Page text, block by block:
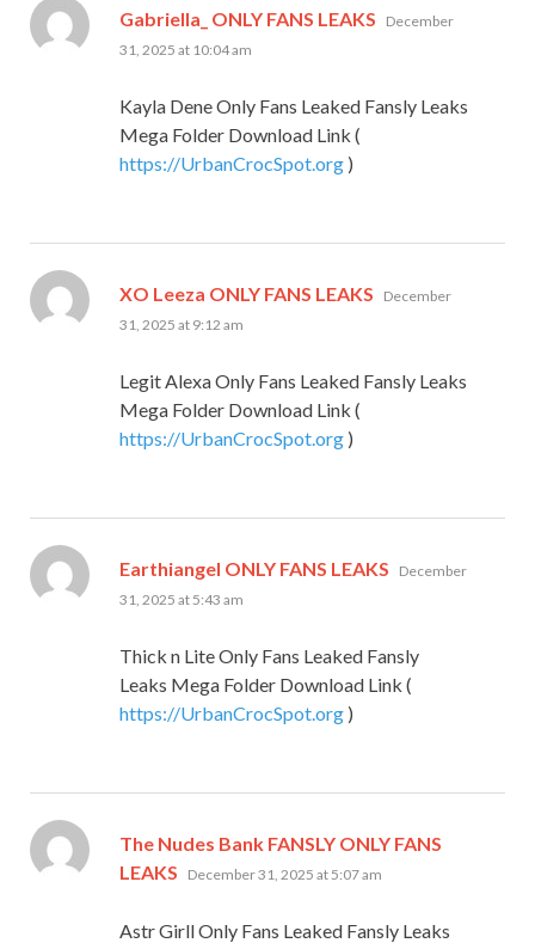
Gabriella_ ONLY FANS LEAKS says:
December
31, 2025 at 10:04 am
Kayla Dene Only Fans Leaked Fansly Leaks
Mega Folder Download Link (
https://UrbanCrocSpot.org )
XO Leeza ONLY FANS LEAKS says:
December
31, 2025 at 9:12 am
Legit Alexa Only Fans Leaked Fansly Leaks
Mega Folder Download Link (
https://UrbanCrocSpot.org )
Earthiangel ONLY FANS LEAKS says:
December
31, 2025 at 5:43 am
Thick n Lite Only Fans Leaked Fansly
Leaks Mega Folder Download Link (
https://UrbanCrocSpot.org )
The Nudes Bank FANSLY ONLY FANS
LEAKS says:
December 31, 2025 at 5:07 am
Astr Girll Only Fans Leaked Fansly Leaks